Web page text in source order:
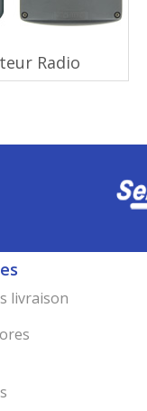
Radio
livraison